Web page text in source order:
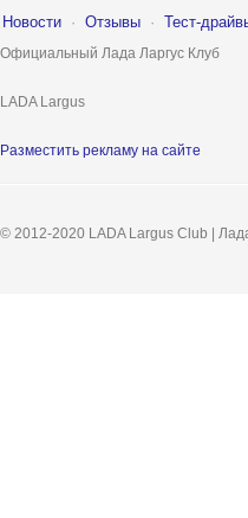
Новости · Отзывы · Тест-
Официальный Лада Ларгус Клуб
LADA Largus
Разместить рекламу на сайте
© 2012-2020 LADA Largus Club |